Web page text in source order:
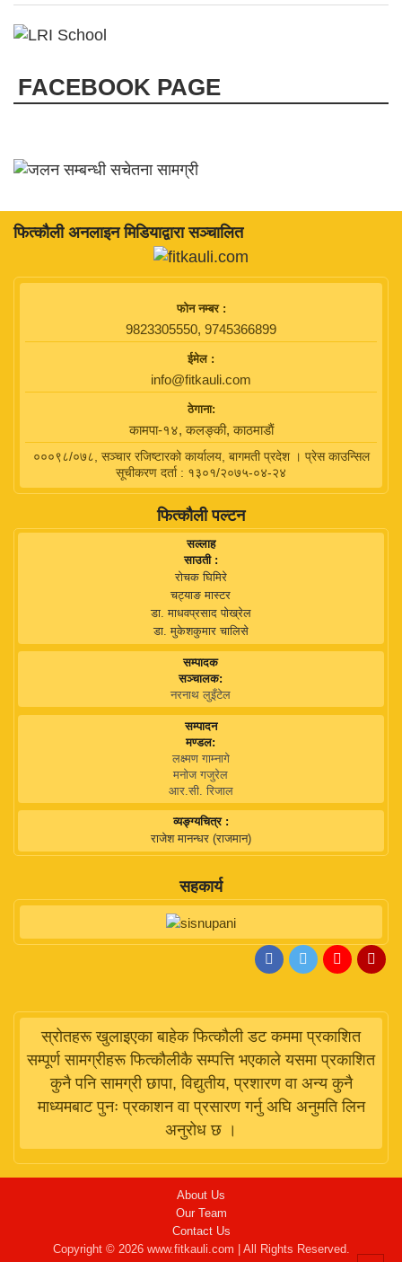
FACEBOOK PAGE
फित्काैली अनलाइन मिडियाद्वारा सञ्चालित
फाेन नम्बर :
9823305550, 9745366899
ईमेल :
info@fitkauli.com
ठेगाना:
कामपा-१४, कलङ्की, काठमाडाैं
०००९८/०७८, सञ्चार रजिष्टारको कार्यालय, बागमती प्रदेश । प्रेस काउन्सिल
सूचीकरण दर्ता : १३०१/२०७५-०४-२४
फित्कौली पल्टन
सल्लाह
साउती :
रोचक घिमिरे
चट्याङ मास्टर
डा. माधवप्रसाद पोख्रेल
डा. मुकेशकुमार चालिसे
सम्पादक
सञ्चालक:
नरनाथ लुइँटेल
सम्पादन
मण्डल:
लक्ष्मण गाम्नागे
मनोज गजुरेल
आर.सी. रिजाल
व्यङ्ग्यचित्र :
राजेश मानन्धर (राजमान)
सहकार्य
स्रोतहरू खुलाइएका बाहेक फित्कौली डट कममा प्रकाशित
सम्पूर्ण सामग्रीहरू फित्कौलीकै सम्पत्ति भएकाले यसमा प्रकाशित
कुनै पनि सामग्री छापा, विद्युतीय, प्रशारण वा अन्य कुनै
माध्यमबाट पुनः प्रकाशन वा प्रसारण गर्नु अघि अनुमति लिन
अनुरोध छ ।
About Us
Our Team
Contact Us
Copyright © 2026 www.fitkauli.com | All Rights Reserved.